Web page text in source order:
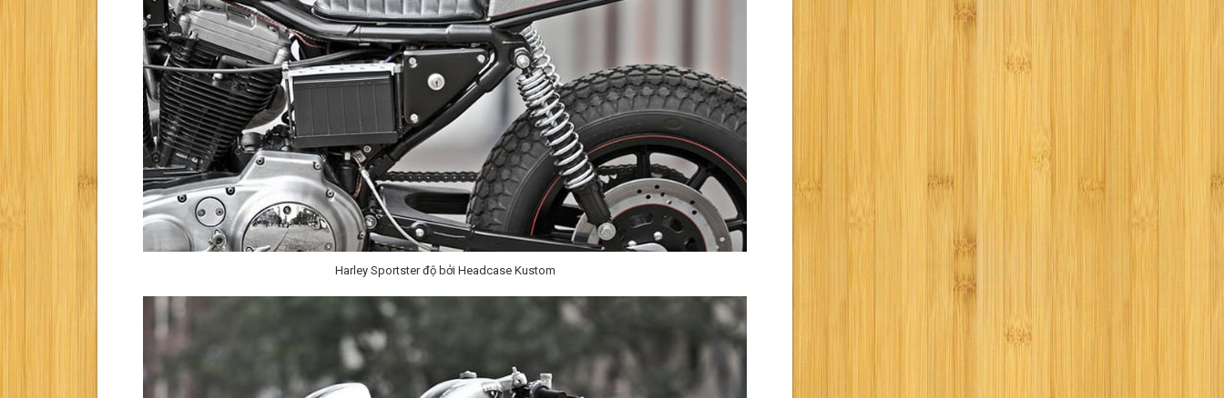
Harley Sportster độ bởi Headcase Kustom